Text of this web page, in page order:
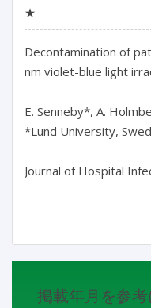
★
Decontamination of
nm violet-blue light
E. Senneby*, A.
*Lund University,
Journal of Hospital
掲載年月を参